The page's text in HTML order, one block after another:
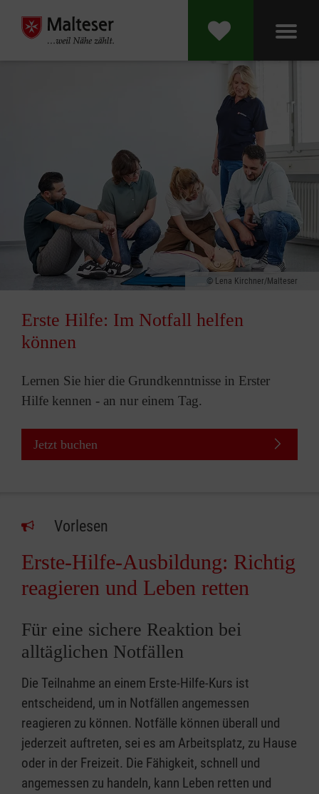
Lena Kirchner/Malteser
Erste Hilfe: Im Notfall helfen
können
Lernen Sie hier die Grundkenntnisse in Erster
Hilfe kennen - an nur einem Tag.
Jetzt buchen
Vorlesen
Erste-Hilfe-Ausbildung: Richtig
reagieren und Leben retten
Für eine sichere Reaktion bei
alltäglichen Notfällen
Die Teilnahme an einem Erste-Hilfe-Kurs ist
entscheidend, um in Notfällen angemessen
reagieren zu können. Notfälle können überall und
jederzeit auftreten, sei es am Arbeitsplatz, zu Hause
oder in der Freizeit. Die Fähigkeit, schnell und
angemessen zu handeln, kann Leben retten und